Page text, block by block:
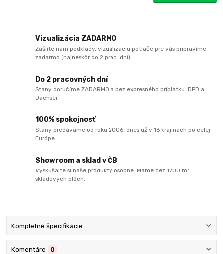
Vizualizácia ZADARMO
Zašlite nám podklady, vizualizáciu potlače pre vás pripravíme
zadarmo (najneskôr do 2 prac. dní).
Do 2 pracovných dní
Stany doručíme ZADARMO a bez expresného príplatku. DPD a
Dachser.
100% spokojnosť
Stany predávame od roku 2006, dnes už v 16 krajinách po celej
Európe.
Showroom a sklad v ČB
Vyskúšajte si naše produkty osobne. Máme cez 1700 m²
skladových plôch.
Kompletné špecifikácie
Komentáre 0